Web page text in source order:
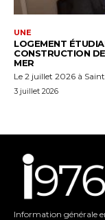
UNE
LOGEMENT
CONSTRUCTION
MER
Le 2 juillet 2026 à
3 juillet 2026
Information générale